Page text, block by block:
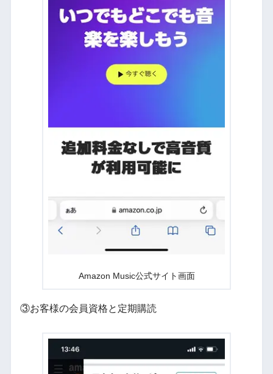
Amazon Music公式サイト画面
③お客様の会員資格と定期購読